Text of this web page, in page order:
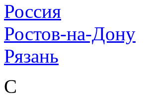
Россия
Ростов-на-Дону
Рязань
С